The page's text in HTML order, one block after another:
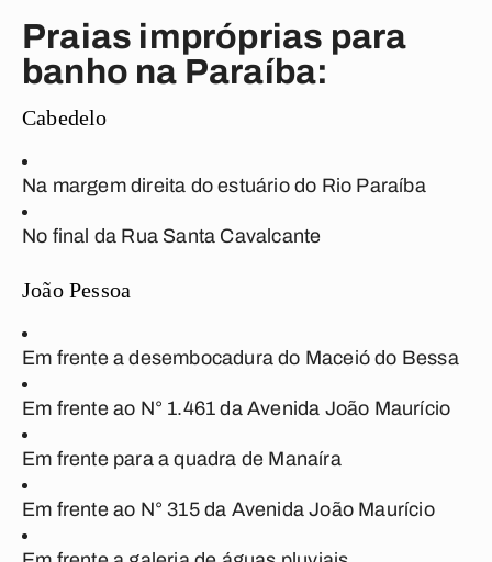
Praias impróprias para
banho na Paraíba:
Cabedelo
Na margem direita do estuário do Rio Paraíba
No final da Rua Santa Cavalcante
João Pessoa
Em frente a desembocadura do Maceió do Bessa
Em frente ao N° 1.461 da Avenida João Maurício
Em frente para a quadra de Manaíra
Em frente ao N° 315 da Avenida João Maurício